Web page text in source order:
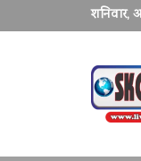
शनिवार,